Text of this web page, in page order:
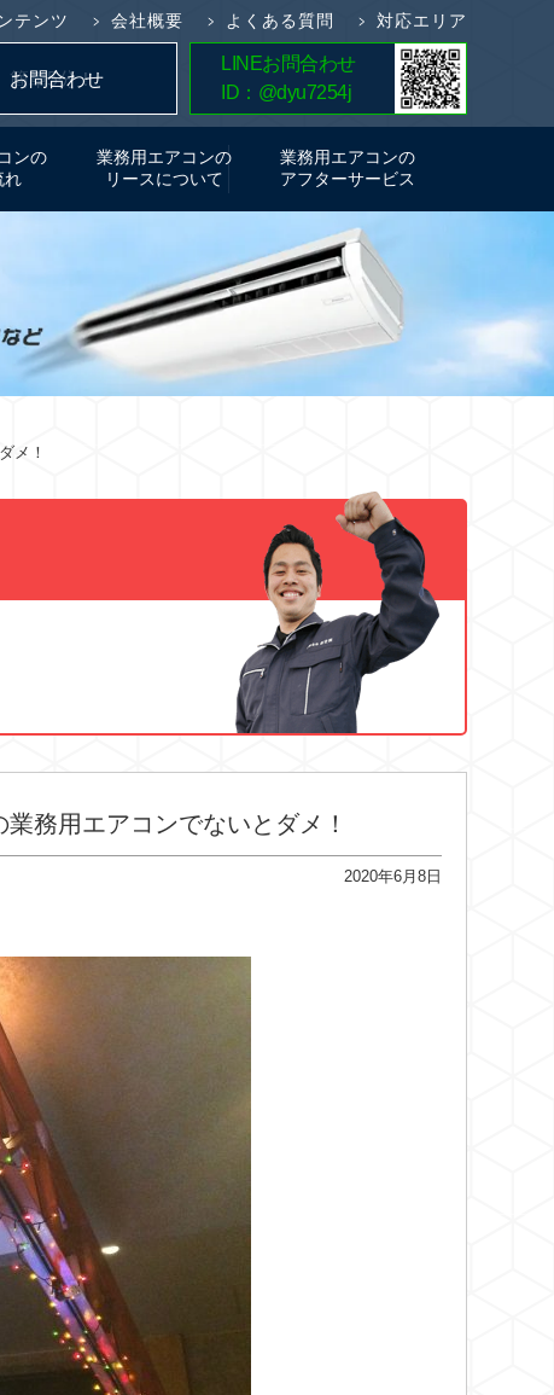
テンツ 会社概要 よくある質問 対応エリア
簡単5分！
お見積り
お問合わせ
LINEお問合わせ
ID：@dyu7254j
ンの
れ
業務用エアコンの
リースについて
業務用エアコンの
アフターサービス
メ！
務用エアコンでないとダメ！
2020年6月8日